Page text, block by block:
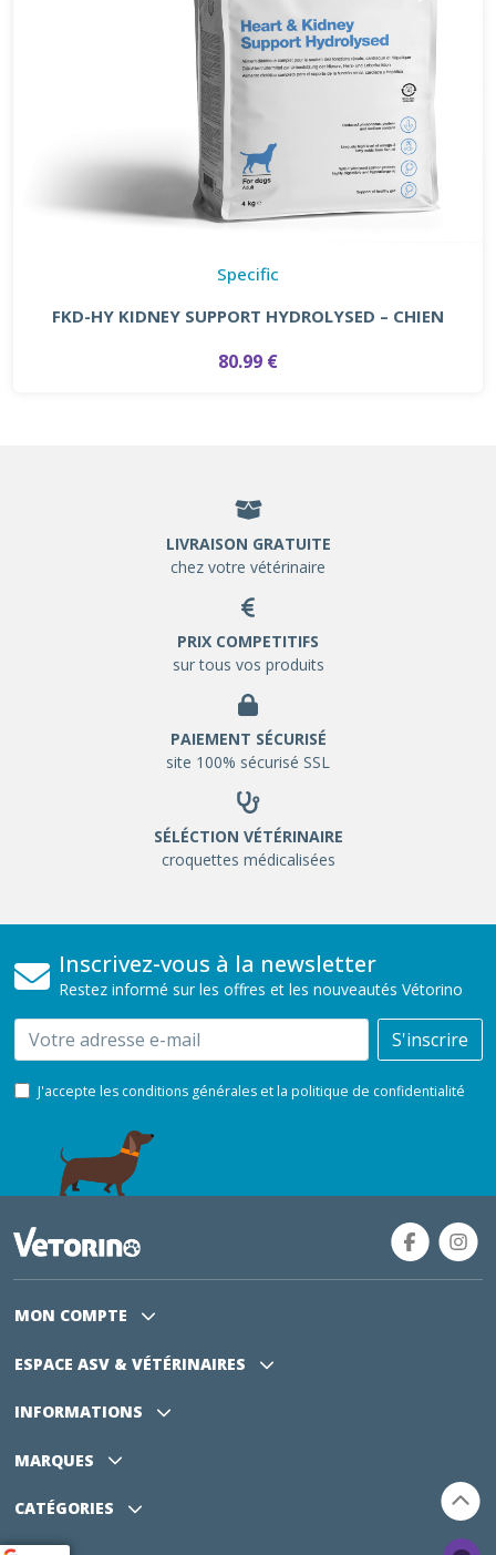
Specific
FKD-HY KIDNEY SUPPORT HYDROLYSED – CHIEN
80.99 €
LIVRAISON GRATUITE
chez votre vétérinaire
PRIX COMPETITIFS
sur tous vos produits
PAIEMENT SÉCURISÉ
site 100% sécurisé SSL
SÉLÉCTION VÉTÉRINAIRE
croquettes médicalisées
Inscrivez-vous à la newsletter
Restez informé sur les offres et les nouveautés Vétorino
Email S'inscrire
J'accepte les conditions générales et la politique de confidentialité
MON COMPTE
ESPACE ASV & VÉTÉRINAIRES
INFORMATIONS
MARQUES
CATÉGORIES